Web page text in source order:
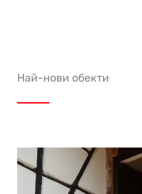
Най-нови обекти